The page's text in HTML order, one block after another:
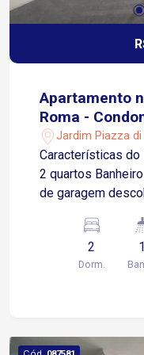
Apartamento
Roma -
Sorocaba/SP
Jardim Piazza
Características do imóvel: Sala
2 quartos
de garagem descoberta O imóvel
residencial com
acesso a
minuto da
oferece uma
2
Dorm.
1